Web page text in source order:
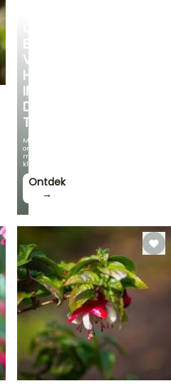
EEN
VERKOELEND
HOEKJE
IN
DE
TUIN
Met
onze
mooiste
klimplanten!
Ontdek
→